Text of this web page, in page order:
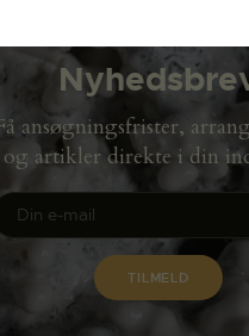
ansøgningsfrister,
og artikler direkte i din